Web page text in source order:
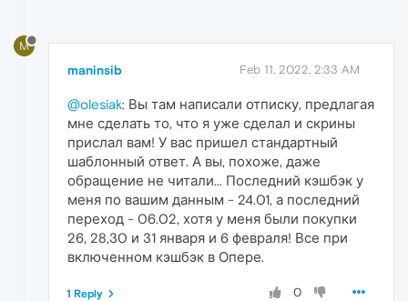
M
maninsib Feb 11, 2022, 2:33 AM
@olesiak: Вы там написали отписку, предлагая
мне сделать то, что я уже сделал и скрины
прислал вам! У вас пришел стандартный
шаблонный ответ. А вы, похоже, даже
обращение не читали... Последний кэшбэк у
меня по вашим данным - 24.01, а последний
переход - 06.02, хотя у меня были покупки
26, 28,30 и 31 января и 6 февраля! Все при
включенном кэшбэк в Опере.
0
1 Reply